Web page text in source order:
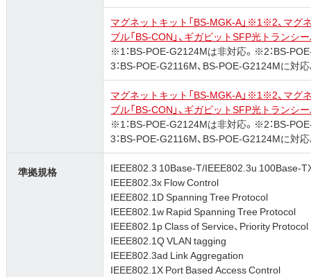
マグネットキット「BS-MGK-A」※1※2、マグ
ブル「BS-CON」、ギガビットSFP光トランシ
※1：BS-POE-G2124Mは非対応。※2：BS-
3：BS-POE-G2116M、BS-POE-G2124Mに対応
マグネットキット「BS-MGK-A」※1※2、マグ
ブル「BS-CON」、ギガビットSFP光トランシ
※1：BS-POE-G2124Mは非対応。※2：BS-
3：BS-POE-G2116M、BS-POE-G2124Mに対応
準拠規格
IEEE802.3 10Base-T/IEEE802.3u 100Base-
IEEE802.3x Flow Control
IEEE802.1D Spanning Tree Protocol
IEEE802.1w Rapid Spanning Tree Protocol
IEEE802.1p Class of Service、Priority Protocol
IEEE802.1Q VLAN tagging
IEEE802.3ad Link Aggregation
IEEE802.1X Port Based Access Control